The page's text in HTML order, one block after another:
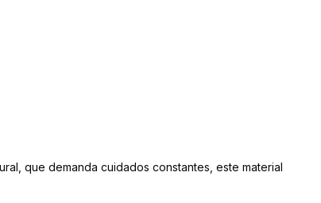
que demanda cuidados constantes, este material